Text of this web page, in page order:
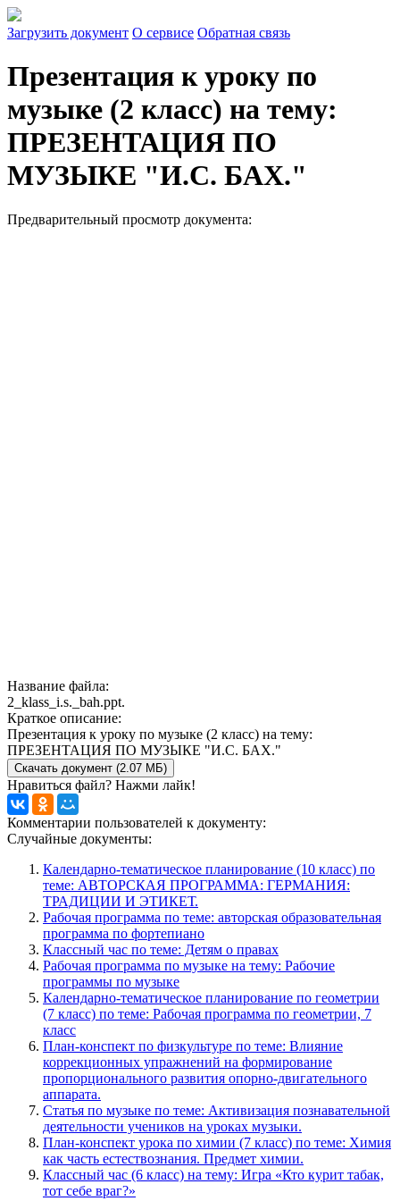
Загрузить документ О сервисе Обратная связь
Презентация к уроку по
музыке (2 класс) на тему:
ПРЕЗЕНТАЦИЯ ПО
МУЗЫКЕ "И.С. БАХ."
Предварительный просмотр документа:
Название файла:
2_klass_i.s._bah.ppt.
Краткое описание:
Презентация к уроку по музыке (2 класс) на тему:
ПРЕЗЕНТАЦИЯ ПО МУЗЫКЕ "И.С. БАХ."
Скачать документ (2.07 МБ)
Нравиться файл? Нажми лайк!
Комментарии пользователей к документу:
Случайные документы:
Календарно-тематическое планирование (10 класс) по
теме: АВТОРСКАЯ ПРОГРАММА: ГЕРМАНИЯ:
ТРАДИЦИИ И ЭТИКЕТ.
Рабочая программа по теме: авторская образовательная
программа по фортепиано
Классный час по теме: Детям о правах
Рабочая программа по музыке на тему: Рабочие
программы по музыке
Календарно-тематическое планирование по геометрии
(7 класс) по теме: Рабочая программа по геометрии, 7
класс
План-конспект по физкультуре по теме: Влияние
коррекционных упражнений на формирование
пропорционального развития опорно-двигательного
аппарата.
Статья по музыке по теме: Активизация познавательной
деятельности учеников на уроках музыки.
План-конспект урока по химии (7 класс) по теме: Химия
как часть естествознания. Предмет химии.
Классный час (6 класс) на тему: Игра «Кто курит табак,
тот себе враг?»